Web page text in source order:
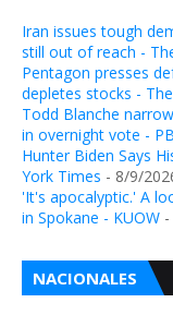
Iran issues tough
still out of reach -
Pentagon presses
depletes stocks -
Todd Blanche
in overnight vote -
Hunter Biden Says
York Times - 8/9/
'It's apocalyptic.' A
in Spokane - KUOW
NACIONALES